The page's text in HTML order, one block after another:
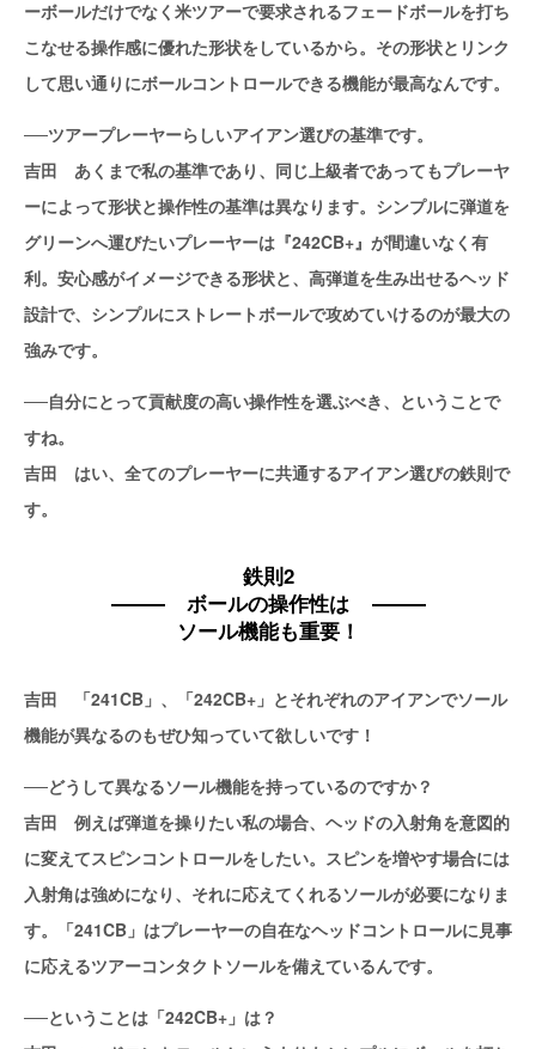
ーボールだけでなく米ツアーで要求されるフェードボールを打ち
こなせる操作感に優れた形状をしているから。その形状とリンク
して思い通りにボールコントロールできる機能が最高なんです。
──ツアープレーヤーらしいアイアン選びの基準です。
吉田 あくまで私の基準であり、同じ上級者であってもプレーヤ
ーによって形状と操作性の基準は異なります。シンプルに弾道を
グリーンへ運びたいプレーヤーは『242CB+』が間違いなく有
利。安心感がイメージできる形状と、高弾道を生み出せるヘッド
設計で、シンプルにストレートボールで攻めていけるのが最大の
強みです。
──自分にとって貢献度の高い操作性を選ぶべき、ということで
すね。
吉田 はい、全てのプレーヤーに共通するアイアン選びの鉄則で
す。
鉄則2
ボールの操作性は
ソール機能も重要！
吉田 「241CB」、「242CB+」とそれぞれのアイアンでソール
機能が異なるのもぜひ知っていて欲しいです！
──どうして異なるソール機能を持っているのですか？
吉田 例えば弾道を操りたい私の場合、ヘッドの入射角を意図的
に変えてスピンコントロールをしたい。スピンを増やす場合には
入射角は強めになり、それに応えてくれるソールが必要になりま
す。「241CB」はプレーヤーの自在なヘッドコントロールに見事
に応えるツアーコンタクトソールを備えているんです。
──ということは「242CB+」は？